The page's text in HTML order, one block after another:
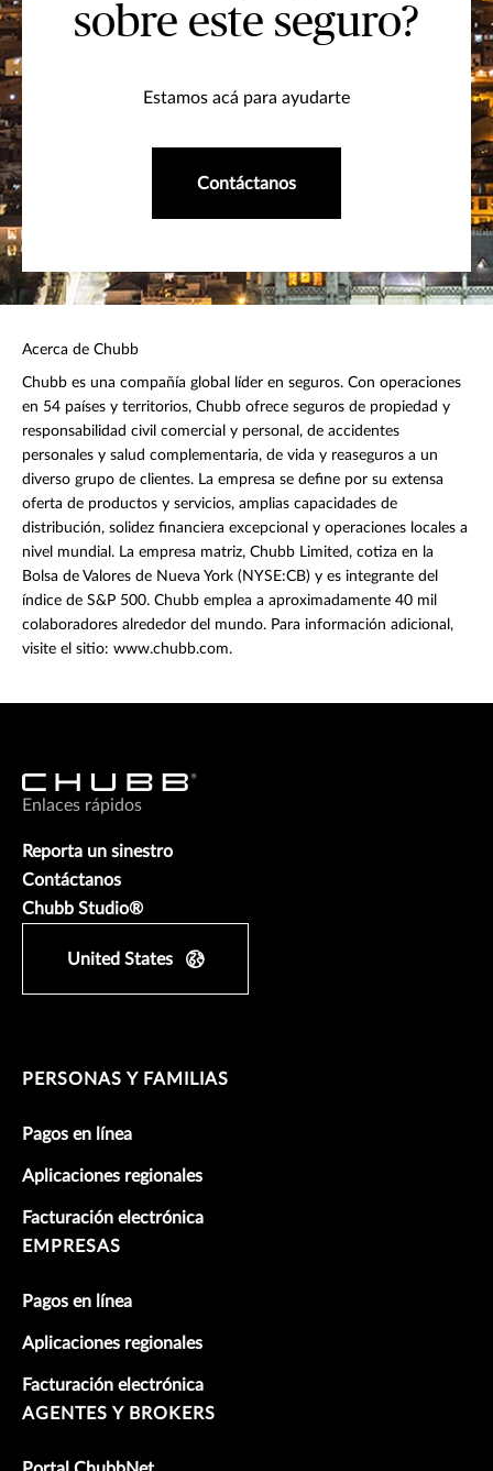
sobre este seguro?
Estamos acá para ayudarte
Contáctanos
Acerca de Chubb
Chubb es una compañía global líder en seguros. Con operaciones
en 54 países y territorios, Chubb ofrece seguros de propiedad y
responsabilidad civil comercial y personal, de accidentes
personales y salud complementaria, de vida y reaseguros a un
diverso grupo de clientes. La empresa se define por su extensa
oferta de productos y servicios, amplias capacidades de
distribución, solidez financiera excepcional y operaciones locales a
nivel mundial. La empresa matriz, Chubb Limited, cotiza en la
Bolsa de Valores de Nueva York (NYSE:CB) y es integrante del
índice de S&P 500. Chubb emplea a aproximadamente 40 mil
colaboradores alrededor del mundo. Para información adicional,
visite el sitio: www.chubb.com.
Enlaces rápidos
Reporta un sinestro
Contáctanos
Chubb Studio®
United States
PERSONAS Y FAMILIAS
Pagos en línea
Aplicaciones regionales
Facturación electrónica
EMPRESAS
Pagos en línea
Aplicaciones regionales
Facturación electrónica
AGENTES Y BROKERS